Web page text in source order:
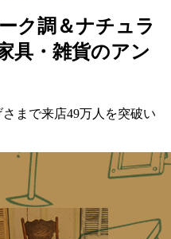
ク調＆ナチュラ
具・雑貨のアン
まで来店49万人を突破い